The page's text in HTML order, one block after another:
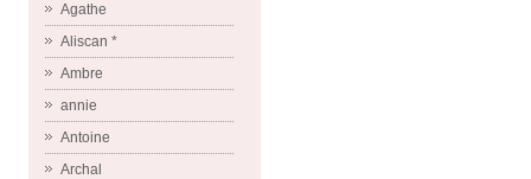
Agathe
Aliscan *
Ambre
annie
Antoine
Archal